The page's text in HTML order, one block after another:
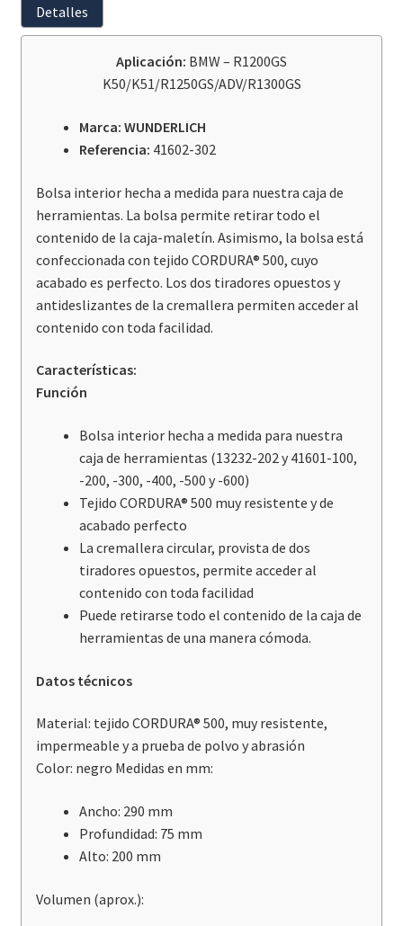
Detalles
Aplicación: BMW – R1200GS
K50/K51/R1250GS/ADV/R1300GS
Marca: WUNDERLICH
Referencia: 41602-302
Bolsa interior hecha a medida para nuestra caja de
herramientas. La bolsa permite retirar todo el
contenido de la caja-maletín. Asimismo, la bolsa está
confeccionada con tejido CORDURA® 500, cuyo
acabado es perfecto. Los dos tiradores opuestos y
antideslizantes de la cremallera permiten acceder al
contenido con toda facilidad.
Características:
Función
Bolsa interior hecha a medida para nuestra
caja de herramientas (13232-202 y 41601-100,
-200, -300, -400, -500 y -600)
Tejido CORDURA® 500 muy resistente y de
acabado perfecto
La cremallera circular, provista de dos
tiradores opuestos, permite acceder al
contenido con toda facilidad
Puede retirarse todo el contenido de la caja de
herramientas de una manera cómoda.
Datos técnicos
Material: tejido CORDURA® 500, muy resistente,
impermeable y a prueba de polvo y abrasión
Color: negro Medidas en mm:
Ancho: 290 mm
Profundidad: 75 mm
Alto: 200 mm
Volumen (aprox.):